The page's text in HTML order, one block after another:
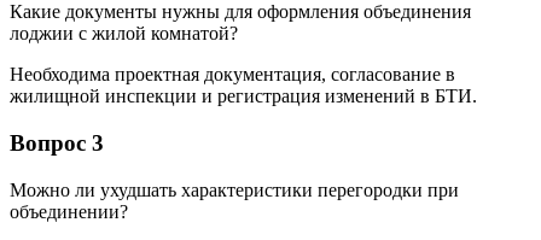
Какие документы нужны для оформления объединения
лоджии с жилой комнатой?
Необходима проектная документация, согласование в
жилищной инспекции и регистрация изменений в БТИ.
Вопрос 3
Можно ли ухудшать характеристики перегородки при
объединении?